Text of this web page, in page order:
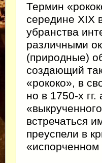
Термин
середине XIX
убранства
различными
(природные)
создающий
«рококо», в
но в 1750-х гг.
встречаться
преуспели в
«испорченном